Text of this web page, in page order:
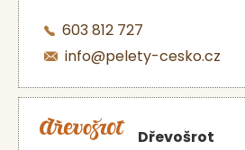
603 812 727
info@pelety-cesko.cz
Dřevošrot